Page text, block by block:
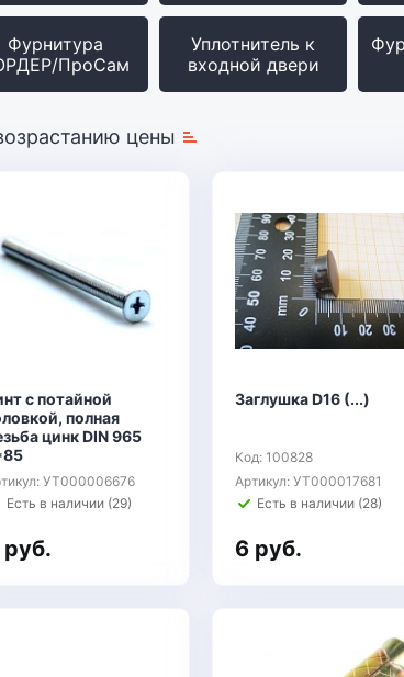
Фурнитура
ПроСам
Уплотнитель к
входной двери
цены
с потайной
полная
цинк DIN 965
УТ000006676
Есть в наличии (29)
руб.
Заглушка D16 (...)
Код: 100828
Артикул: УТ000017681
Есть в наличии (28)
6 руб.